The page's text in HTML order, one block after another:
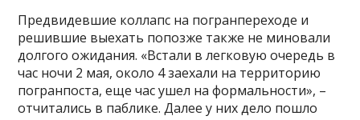
Предвидевшие коллапс на погранпереходе и
решившие выехать попозже также не миновали
долгого ожидания. «Встали в легковую очередь в
час ночи 2 мая, около 4 заехали на территорию
погранпоста, еще час ушел на формальности», –
отчитались в паблике. Далее у них дело пошло